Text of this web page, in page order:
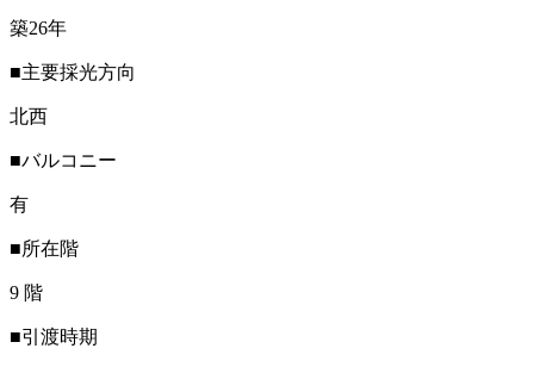
築26年
■主要採光方向
北西
■バルコニー
有
■所在階
9 階
■引渡時期